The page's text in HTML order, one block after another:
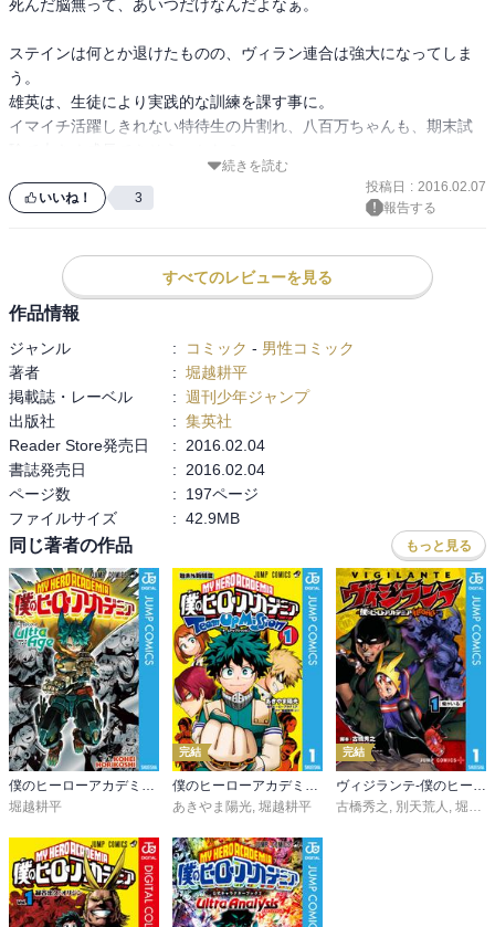
死んだ脳無って、あいつだけなんだよなぁ。
ステインは何とか退けたものの、ヴィラン連合は強大になってしま
う。
雄英は、生徒により実践的な訓練を課す事に。
イマイチ活躍しきれない特待生の片割れ、八百万ちゃんも、期末試
続きを読む
いいね！ 3
投稿日 : 2016.02.07
報告する
すべてのレビューを見る
作品情報
ジャンル : コミック - 男性コミック
著者
: 堀越耕平
掲載誌・レーベル
: 週刊少年ジャンプ
出版社
: 集英社
Reader Store発売日
:
2016.02.04
書誌発売日
:
2016.02.04
ページ数
:
197ページ
ファイルサイズ
: 42.9MB
同じ著者の作品 もっと見る
僕のヒーローアカデミア ファイナルファンブック Ultra Age
堀越耕平
完結
僕のヒーローアカデミア チームアップミッション
あきやま陽光, 堀越耕平
完結
ヴィジランテ-僕のヒーローアカデミア ILLEGALS-
古橋秀之 , 別天荒人 , 堀越耕平